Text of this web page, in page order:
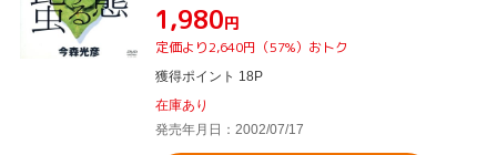
¥1,980円
定価より2,640円（57%）おトク
獲得ポイント 18P
在庫あり
発売年月日：2002/07/17